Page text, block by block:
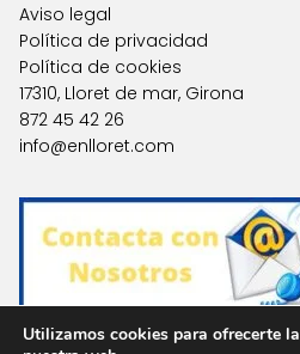
Aviso legal
Política de privacidad
Política de cookies
17310, Lloret de mar, Girona
872 45 42 26
info@enlloret.com
Utilizamos cookies para ofrecerte